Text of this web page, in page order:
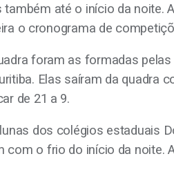
até o início da noite.
o cronograma de
foram as formadas
Elas saíram da quadra
de 21 a 9.
dos colégios estaduais
o frio do início da noite.